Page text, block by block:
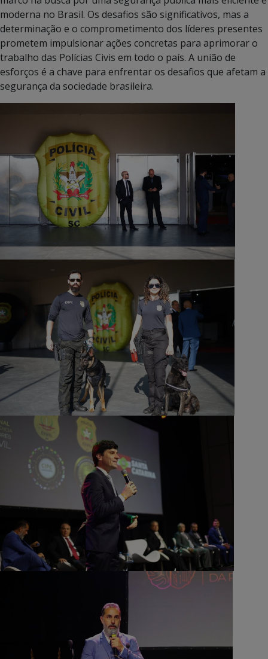
moderna no Brasil. Os desafios são significativos, mas a
determinação e o comprometimento dos líderes presentes
prometem impulsionar ações concretas para aprimorar o
trabalho das Polícias Civis em todo o país. A união de
esforços é a chave para enfrentar os desafios que afetam a
segurança da sociedade brasileira.